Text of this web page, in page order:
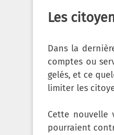
Les
Dans la
comptes ou
gelés, et ce
limiter les
Cette nouvelle
pourraient